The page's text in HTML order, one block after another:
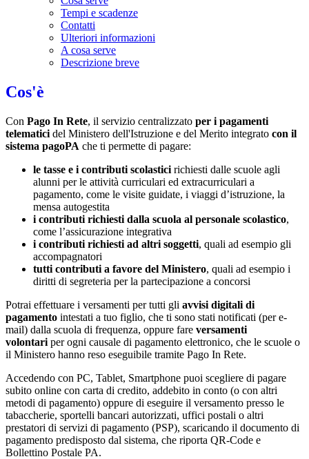
Tempi e scadenze
Contatti
Ulteriori informazioni
A cosa serve
Descrizione breve
Cos'è
Con Pago In Rete, il servizio centralizzato per i pagamenti
telematici del Ministero dell'Istruzione e del Merito integrato con il
sistema pagoPA che ti permette di pagare:
le tasse e i contributi scolastici richiesti dalle scuole agli
alunni per le attività curriculari ed extracurriculari a
pagamento, come le visite guidate, i viaggi d’istruzione, la
mensa autogestita
i contributi richiesti dalla scuola al personale scolastico,
come l’assicurazione integrativa
i contributi richiesti ad altri soggetti, quali ad esempio gli
accompagnatori
tutti contributi a favore del Ministero, quali ad esempio i
diritti di segreteria per la partecipazione a concorsi
Potrai effettuare i versamenti per tutti gli avvisi digitali di
pagamento intestati a tuo figlio, che ti sono stati notificati (per e-
mail) dalla scuola di frequenza, oppure fare versamenti
volontari per ogni causale di pagamento elettronico, che le scuole o
il Ministero hanno reso eseguibile tramite Pago In Rete.
Accedendo con PC, Tablet, Smartphone puoi scegliere di pagare
subito online con carta di credito, addebito in conto (o con altri
metodi di pagamento) oppure di eseguire il versamento presso le
tabaccherie, sportelli bancari autorizzati, uffici postali o altri
prestatori di servizi di pagamento (PSP), scaricando il documento di
pagamento predisposto dal sistema, che riporta QR-Code e
Bollettino Postale PA.